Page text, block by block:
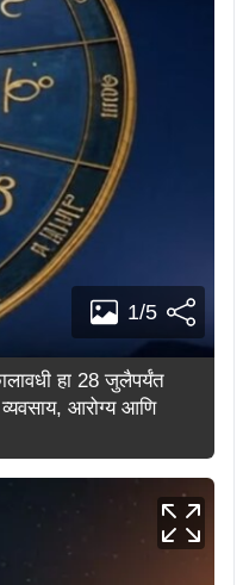
1/5
हा 28 जुलैपर्यंत
आरोग्य आणि